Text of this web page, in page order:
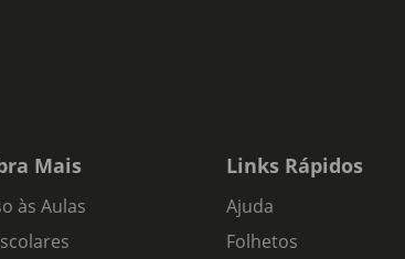
Mais
às Aulas
Links Rápidos
Ajuda
Folhetos